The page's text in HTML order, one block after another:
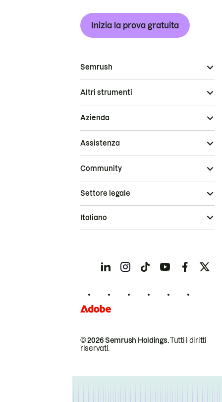
Inizia la prova gratuita
Semrush
Altri strumenti
Azienda
Assistenza
Community
© 2026 Semrush Holdings.Tutti i diritti
riservati.
Settore legale
Italiano